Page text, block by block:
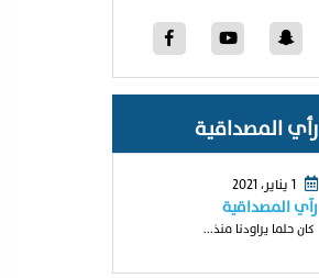
رأي المصداقية
رآي المصداقية
كان حلما يراودنا منذ...